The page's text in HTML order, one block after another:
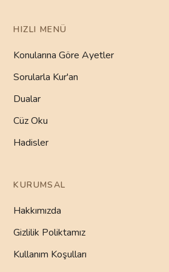
HIZLI MENÜ
Konularına Göre Ayetler
Sorularla Kur'an
Dualar
Cüz Oku
Hadisler
KURUMSAL
Hakkımızda
Gizlilik Poliktamız
Kullanım Koşulları